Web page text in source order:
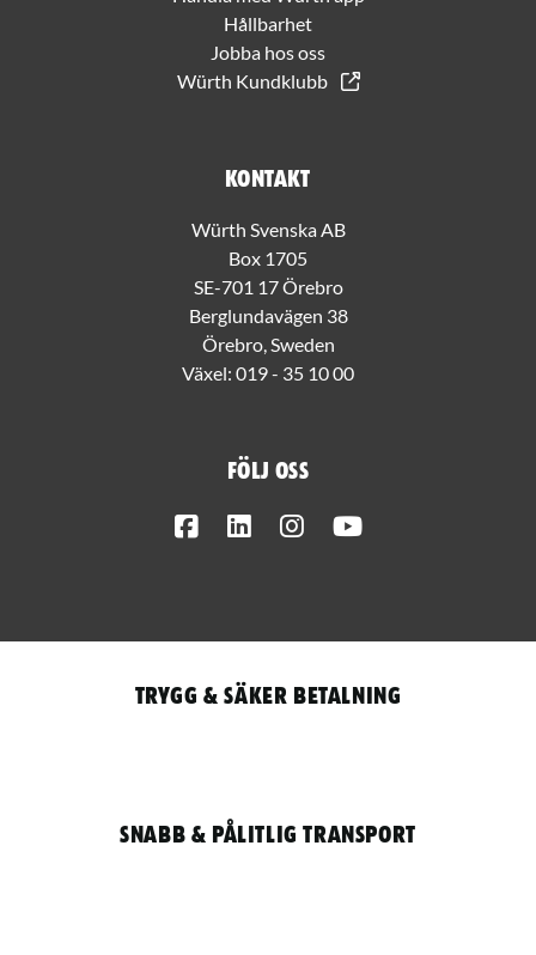
Hållbarhet
Jobba hos oss
Würth Kundklubb
Kontakt
Würth Svenska AB
Box 1705
SE-701 17 Örebro
Berglundavägen 38
Örebro, Sweden
Växel: 019 - 35 10 00
Följ oss
FacebookLinkedInInstagram
Trygg & säker betalning
Snabb & pålitlig transport